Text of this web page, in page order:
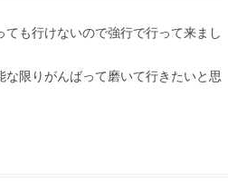
も行けないので強行で行って来まし
限りがんばって磨いて行きたいと思